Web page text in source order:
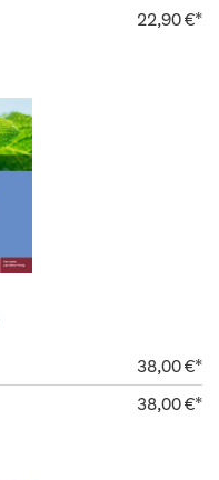
22,90 €*
38,00 €*
38,00 €*